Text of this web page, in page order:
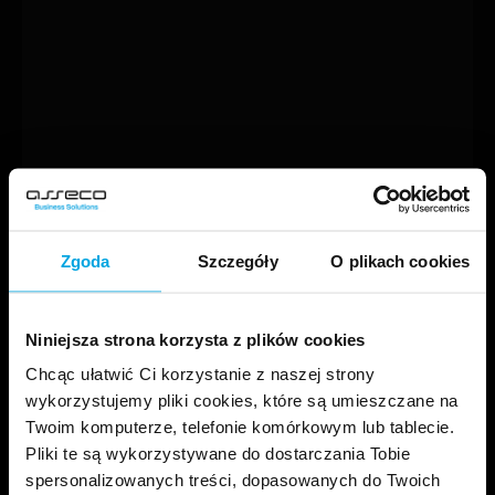
Zgoda Szczegóły O plikach cookies
Niniejsza strona korzysta z plików cookies
Chcąc ułatwić Ci korzystanie z naszej strony
wykorzystujemy pliki cookies, które są umieszczane na
Twoim komputerze, telefonie komórkowym lub tablecie.
Pliki te są wykorzystywane do dostarczania Tobie
spersonalizowanych treści, dopasowanych do Twoich